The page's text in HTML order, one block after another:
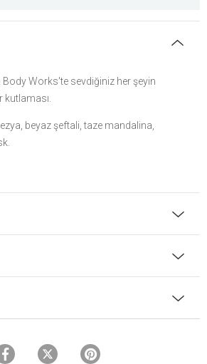
Body Works'te sevdiğiniz her şeyin
kutlaması.
beyaz şeftali, taze mandalina,